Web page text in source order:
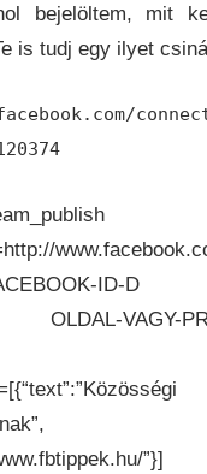
bejelöltem, mit
is tudj egy ilyet
ID-D
VAGY-
”}]